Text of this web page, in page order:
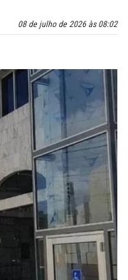
08 de julho de 2026 às 08:02